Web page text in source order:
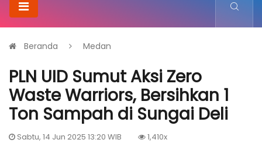
Beranda Medan
PLN UID Sumut Aksi Zero
Waste Warriors, Bersihkan 1
Ton Sampah di Sungai Deli
Sabtu, 14 Jun 2025 13:20 WIB
1,410x